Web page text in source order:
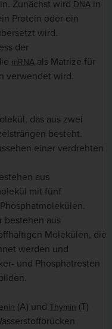
Zunächst wird DNA in
Protein oder ein
wird.
der
mRNA als Matrize für
verwendet wird.
das aus zwei
besteht.
einer verdrehten
aus
mit fünf
bestehen aus
Molekülen, die
werden und
und Phosphatresten
(A) und Thymin (T)